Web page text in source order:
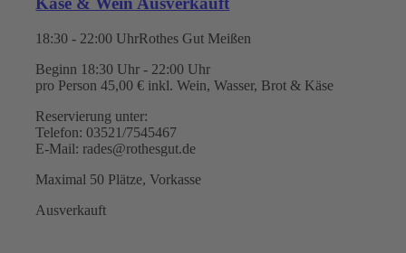
18:30 - 22:00 UhrRothes Gut Meißen
Beginn 18:30 Uhr - 22:00 Uhr
pro Person 45,00 € inkl. Wein, Wasser, Brot & Käse
Reservierung unter:
Telefon: 03521/7545467
E-Mail: rades@rothesgut.de
Maximal 50 Plätze, Vorkasse
Ausverkauft